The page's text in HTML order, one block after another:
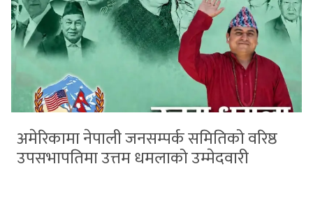
अमेरिकामा नेपाली जनसम्पर्क समितिको वरिष्ठ
उपसभापतिमा उत्तम धमलाको उम्मेदवारी